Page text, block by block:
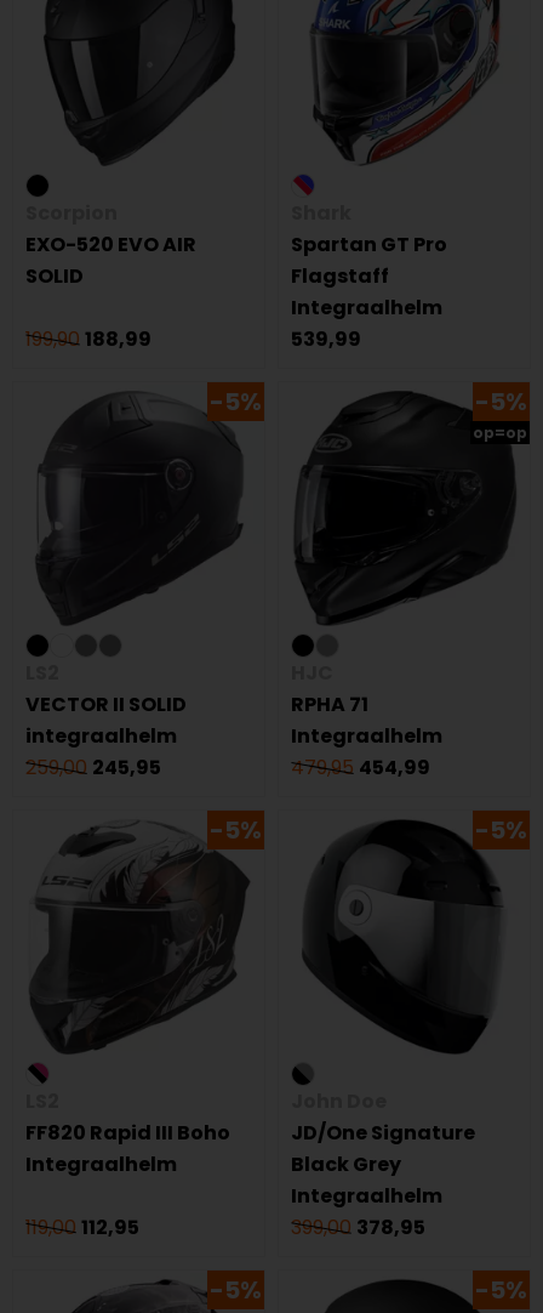
EXO-520 EVO AIR
SOLID
199,90 188,99
Spartan GT Pro
Flagstaff
Integraalhelm
539,99
-5%
VECTOR II SOLID
integraalhelm
259,00 245,95
-5%
op=op
RPHA 71
Integraalhelm
479,95 454,99
-5%
FF820 Rapid III Boho
Integraalhelm
119,00112,95
-5%
JD/One Signature
Black Grey
Integraalhelm
399,00 378,95
-5% -5%